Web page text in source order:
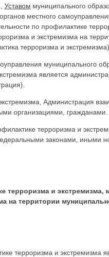
Уставом муниципального
местного
по профилактике
и экстремизма на
терроризма и экстремизма).
муниципального
является
Администрация
организациями, гражданами.
терроризма и
законами, иными
терроризма и
на территории
терроризма и экстремизма